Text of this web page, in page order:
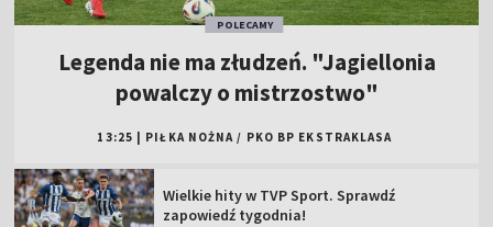
POLECAMY
Legenda nie ma złudzeń. "Jagiellonia
powalczy o mistrzostwo"
13:25 PIŁKA NOŻNA / PKO BP EKSTRAKLASA
Wielkie hity w TVP Sport. Sprawdź
zapowiedź tygodnia!